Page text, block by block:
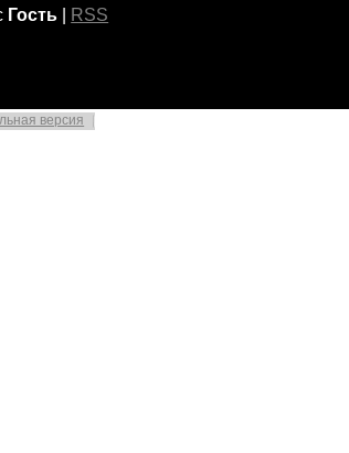
Гость RSS
версия